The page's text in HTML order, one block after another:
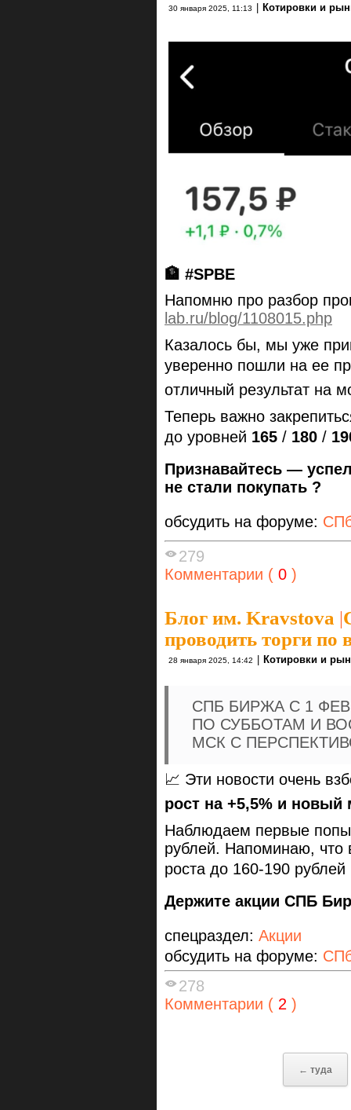
30 января 2025, 11:13 | Котировки и
🏦 #SPBE
Напомню про разбор
lab.ru/blog/1108015.php
Казалось бы, мы уже
уверенно пошли на ее
отличный результат на
Теперь важно
до уровней 165 / 180 /
Признавайтесь —
не стали покупать ?
обсудить на форуме:
279
Комментарии ( 0 )
Блог им. Kravstova |
проводить торги
28 января 2025, 14:42 Котировки и
СПБ БИРЖА С 1
ПО СУББОТАМ И
МСК С
📈 Эти новости очень
рост на +5,5% и новый
Наблюдаем первые
рублей. Напоминаю, что
роста до 160-190
Держите акции СПБ
спецраздел: Акции
обсудить на форуме:
278
Комментарии ( 2 )
← туда